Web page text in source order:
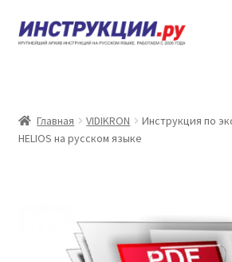
Перейти
к
Перейти
к
Каталог инструкций по
Контакты
Главная VIDIKRON
Инструкция по
HELIOS на русском языке